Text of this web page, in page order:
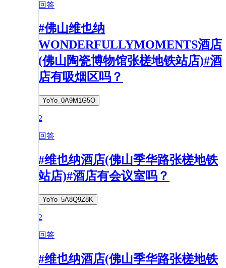
回答
#佛山维也纳
WONDERFULLYMOMENTS酒店
(佛山陶瓷博物馆张槎地铁站店)#酒
店有吸烟区吗？
YoYo_0A9M1G5O
2
回答
#维也纳酒店(佛山季华路张槎地铁
站店)#酒店有会议室吗？
YoYo_5A8Q9Z8K
2
回答
#维也纳酒店(佛山季华路张槎地铁